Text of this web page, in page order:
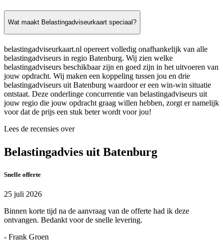
Wat maakt Belastingadviseurkaart speciaal?
belastingadviseurkaart.nl opereert volledig onafhankelijk van alle
belastingadviseurs in regio Batenburg. Wij zien welke
belastingadviseurs beschikbaar zijn en goed zijn in het uitvoeren van
jouw opdracht. Wij maken een koppeling tussen jou en drie
belastingadviseurs uit Batenburg waardoor er een win-win situatie
ontstaat. Deze onderlinge concurrentie van belastingadviseurs uit
jouw regio die jouw opdracht graag willen hebben, zorgt er namelijk
voor dat de prijs een stuk beter wordt voor jou!
Lees de recensies over
Belastingadvies uit Batenburg
Snelle offerte
25 juli 2026
Binnen korte tijd na de aanvraag van de offerte had ik deze
ontvangen. Bedankt voor de snelle levering.
- Frank Groen